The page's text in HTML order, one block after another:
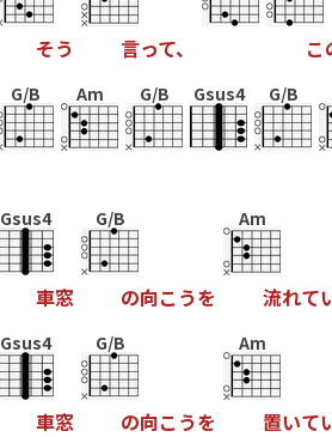
そう 言って、 こ
G/B Am G/B Gsus4 G/B
Gsus4
車窓
G/B
の向こ うを
Am
流れて
Gsus4
車窓
G/B
の向こ うを
Am
置いて